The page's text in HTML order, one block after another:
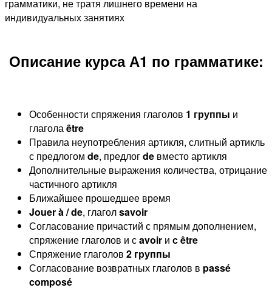
грамматики, не тратя лишнего времени на
индивидуальных занятиях
Описание курса А1 по грамматике:
Особенности спряжения глаголов 1 группы и
глаголаêtre
Правила неупотребления артикля, слитный артикль
с предлогом de, предлогde вместо артикля
Дополнительные выражения количества, отрицание
частичного артикля
Ближайшее прошедшее время
Jouer à / de, глаголsavoir
Согласование причастий с прямым дополнением,
спряжение глаголов и сavoir и с être
Спряжение глаголов 2 группы
Согласование возвратных глаголов в passé
composé